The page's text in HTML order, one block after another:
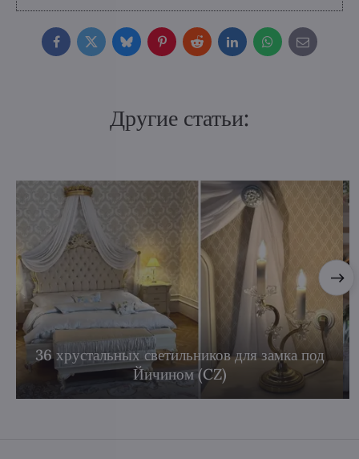
FacebookTwitterBlueskyPinterestRedditLinkedInWhatsApp
E-
mail
Другие статьи:
36 хрустальных светильников для замка под
Йичином (CZ)